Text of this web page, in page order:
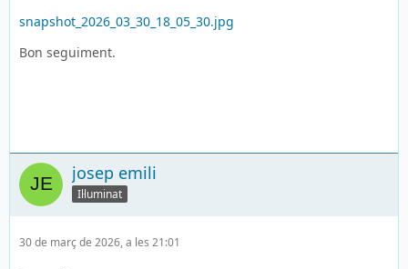
snapshot_2026_03_30_18_05_30.jpg
Bon seguiment.
josep emili
Il·luminat
30 de març de 2026, a les 21:01